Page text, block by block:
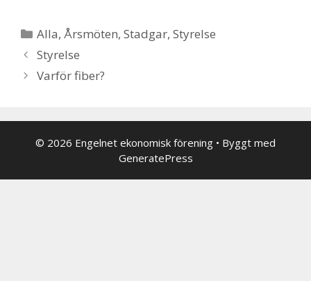
Kategorier
Alla,Årsmöten,Stadgar,Styrelse
Styrelse
Varför fiber?
© 2026 Engelnet ekonomisk förening • Byggt med
GeneratePress